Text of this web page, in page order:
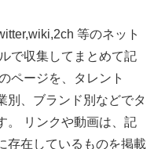
等のネット
で収集してまとめて記
ページを、タレント
別、ブランド別などでタ
。 リンクや動画は、記
存在しているものを掲載